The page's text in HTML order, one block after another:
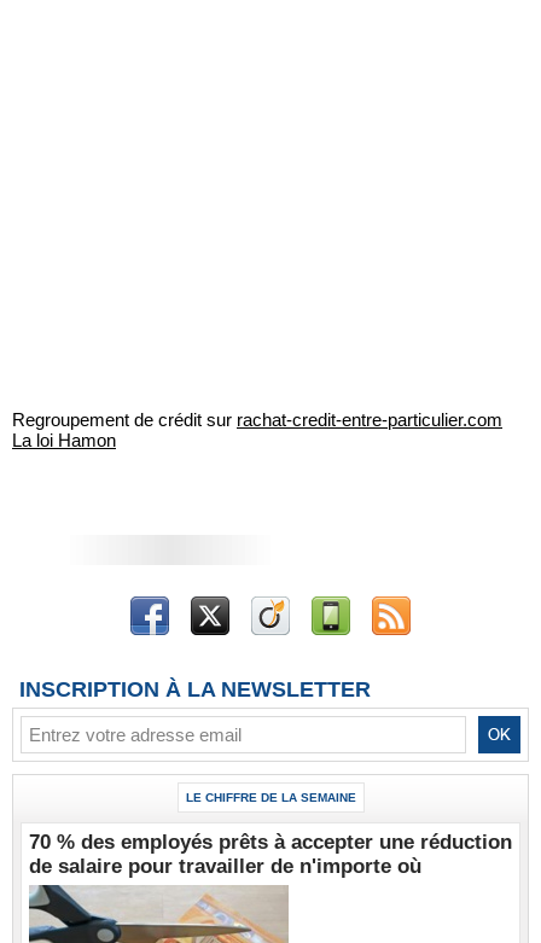
Regroupement de crédit sur rachat-credit-entre-particulier.com
La loi Hamon
INSCRIPTION À LA NEWSLETTER
LE CHIFFRE DE LA SEMAINE
70 % des employés prêts à accepter une réduction
de salaire pour travailler de n'importe où